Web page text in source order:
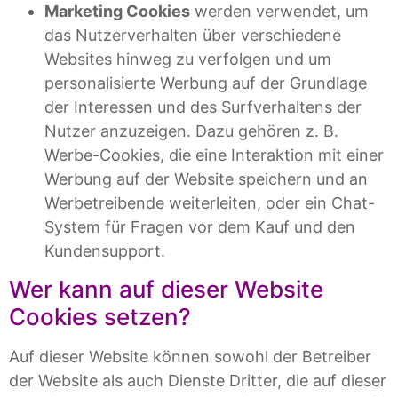
Marketing Cookies werden verwendet, um
das Nutzerverhalten über verschiedene
Websites hinweg zu verfolgen und um
personalisierte Werbung auf der Grundlage
der Interessen und des Surfverhaltens der
Nutzer anzuzeigen. Dazu gehören z. B.
Werbe-Cookies, die eine Interaktion mit einer
Werbung auf der Website speichern und an
Werbetreibende weiterleiten, oder ein Chat-
System für Fragen vor dem Kauf und den
Kundensupport.
Wer kann auf dieser Website
Cookies setzen?
Auf dieser Website können sowohl der Betreiber
der Website als auch Dienste Dritter, die auf dieser